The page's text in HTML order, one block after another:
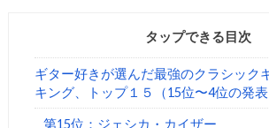
タップできる目次
ギター好きが選んだ最強のクラシック
キング、トップ１５（15位〜4位の発表
第15位：ジェシカ・カイザー